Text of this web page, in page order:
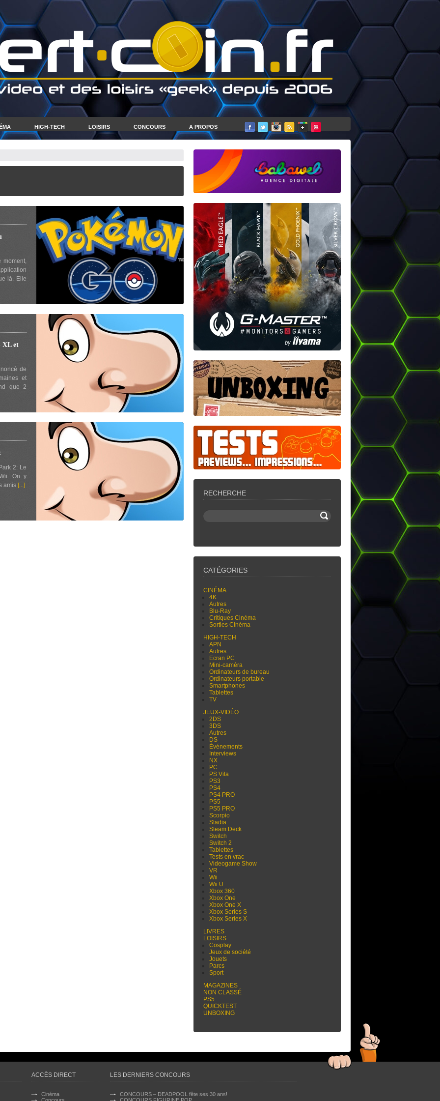
HIGH-TECH LOISIRS CONCOURS A PROPOS
moment,
là. Elle
XL et
de
et
que 2
2: Le
On y
amis [...]
RECHERCHE
CATÉGORIES
CINÉMA
4K
Autres
Blu-Ray
Critiques Cinéma
Sorties Cinéma
HIGH-TECH
APN
Autres
Ecran PC
Mini-caméra
Ordinateurs de bureau
Ordinateurs portable
Smartphones
Tablettes
TV
JEUX-VIDÉO
2DS
3DS
Autres
DS
Événements
Interviews
NX
PC
PS Vita
PS3
PS4
PS4 PRO
PS5
PS5 PRO
Scorpio
Stadia
Steam Deck
Switch
Switch 2
Tablettes
Tests en vrac
Videogame Show
VR
Wii
Wii U
Xbox 360
Xbox One
Xbox One X
Xbox Series S
Xbox Series X
LIVRES
LOISIRS
Cosplay
Jeux de société
Jouets
Parcs
Sport
MAGAZINES
NON CLASSÉ
PS5
QUICKTEST
UNBOXING
ACCÈS DIRECT
Cinéma
LES DERNIERS CONCOURS
CONCOURS – DEADPOOL fête ses 30 ans!